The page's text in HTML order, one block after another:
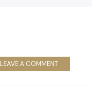
LEAVE A COMMENT